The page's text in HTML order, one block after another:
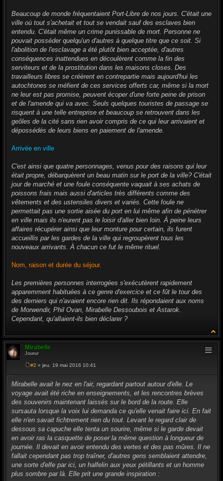
Beaucoup de monde fréquentaient Port-Libre de nos jours. C'était une
ville où tout s'achetait et tout se vendait sauf des esclaves bien
entendu. C'était même un crime punissable de mort. Personne ne
pouvait posséder quelqu'un d'autres à quelque titre que ce soit. Si
l'abolition de l'esclavage a été plutôt bien acceptée, d'autres
conséquences inattendues en découlèrent comme la fin des
serviteurs et de la prostitution dans les maisons closes. Des
travailleurs libres se créèrent en contrepartie mais aujourd'hui les
autochtones se méfient de ces services offerts car, même si la mort
ne leur est pas promise, peuvent écoper d'une forte peine de prison
et de l'amende qui va avec. Seuls quelques touristes de passage se
risquent à une telle entreprise et beaucoup se retrouvent dans les
geôles de la cité sans rien avoir compris de ce qui leur arrivaient et
dépossédés de leurs biens en paiement de l'amende.
Arrivée en ville
C'est ainsi que quatre personnages, venus pour des raisons qui leur
était propre, débarquèrent un beau matin sur le port de la ville? C'était
jour de marché et une foule conséquente vaquait à ses achats de
poissons frais mais aussi d'articles très différents comme des
vêtements et des ustensiles divers et variés. Cette foule ne
permettait pas une sortie aisée du port en lui même afin de pénétrer
en ville mais ils n'eurent pas le loisir d'aller bien loin. À peine leurs
affaires récupérer ainsi que leur monture pour certain, ils furent
accueillis par les gardes de la ville qui regroupèrent tous les
nouveaux arrivants. À chacun ce fut le même rituel.
Nom, raison et durée du séjour.
Les premières personnes interrogées s'exécutèrent rapidement
apparemment habituées à ce genre d'exercice et ce fût le tour des
des derniers qui n'avaient encore rien dit. Ils répondaient aux noms
de Morwendir, Phil Ovan, Mirabelle Dessoubois et Astarok.
Cependant, qu'allaient-ils bien déclarer ?
Mirabelle
Joueur
s
s
a
e
#2 » jeu. 19 mai 2016 10:41
Mirabelle avait le nez en l'air, regardant partout autour d'elle. Le
voyage avait été riche en enseignements, et les rencontres brèves
des souvenirs maintenant laissés sur le bord de la route. Elle
sursauta lorsque la voix lui demanda ce qu'elle venait faire ici. En fait
elle n'en savait fichtrement rien du tout. Levant le regard clair de
dessous sa capuche elle tenta un sourire, même si le garde devait
en avoir ras la casquette de poser la même question à longueur de
journée. Il devait en avoir entendu des vertes et des pas mûres. Il ne
fallait cependant pas trop traîner, d'autres gens semblaient attendre,
une sorte d'elfe par ici, un halfelin aux yeux pétillants et un homme
plus sombre par là. Elle prit une grande inspiration :